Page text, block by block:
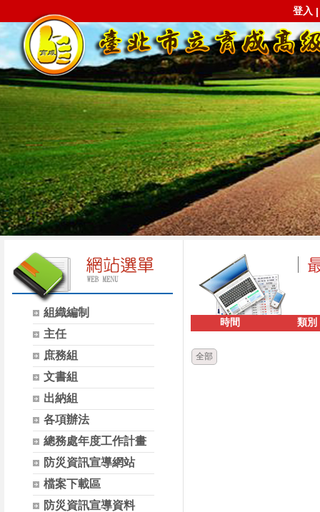
登入
組織編制
主任
庶務組
文書組
出納組
各項辦法
總務處年度工作計畫
防災資訊宣導網站
檔案下載區
防災資訊宣導資料
時間 類別
全部